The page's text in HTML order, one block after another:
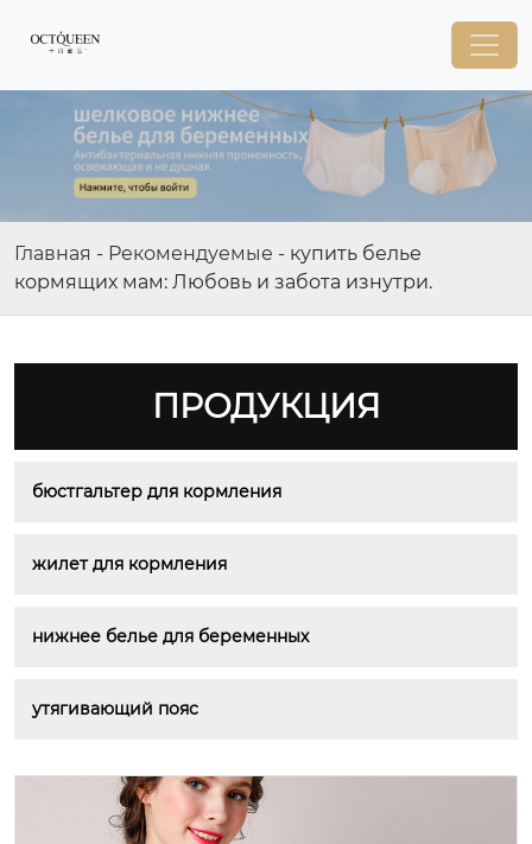
Главная - Рекомендуемые - купить белье
кормящих мам: Любовь и забота изнутри.
ПРОДУКЦИЯ
бюстгальтер для кормления
жилет для кормления
нижнее белье для беременных
утягивающий пояс